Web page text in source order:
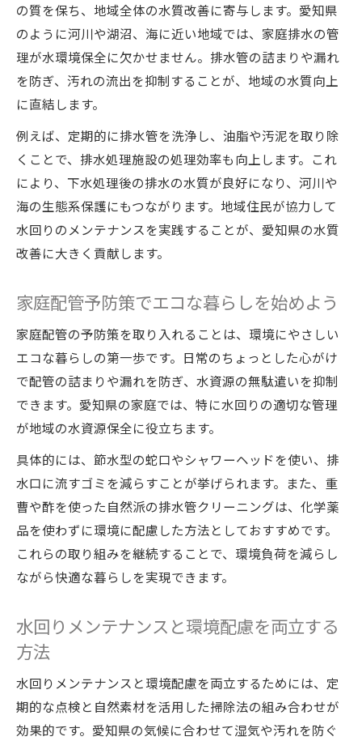
の質を保ち、地域全体の水質改善に寄与します。愛知県
のように河川や湖沼、海に近い地域では、家庭排水の管
理が水環境保全に欠かせません。排水管の詰まりや漏れ
を防ぎ、汚れの流出を抑制することが、地域の水質向上
に直結します。
例えば、定期的に排水管を洗浄し、油脂や汚泥を取り除
くことで、排水処理施設の処理効率も向上します。これ
により、下水処理後の排水の水質が良好になり、河川や
海の生態系保護にもつながります。地域住民が協力して
水回りのメンテナンスを実践することが、愛知県の水質
改善に大きく貢献します。
家庭配管予防策でエコな暮らしを始めよう
家庭配管の予防策を取り入れることは、環境にやさしい
エコな暮らしの第一歩です。日常のちょっとした心がけ
で配管の詰まりや漏れを防ぎ、水資源の無駄遣いを抑制
できます。愛知県の家庭では、特に水回りの適切な管理
が地域の水資源保全に役立ちます。
具体的には、節水型の蛇口やシャワーヘッドを使い、排
水口に流すゴミを減らすことが挙げられます。また、重
曹や酢を使った自然派の排水管クリーニングは、化学薬
品を使わずに環境に配慮した方法としておすすめです。
これらの取り組みを継続することで、環境負荷を減らし
ながら快適な暮らしを実現できます。
水回りメンテナンスと環境配慮を両立する
方法
水回りメンテナンスと環境配慮を両立するためには、定
期的な点検と自然素材を活用した掃除法の組み合わせが
効果的です。愛知県の気候に合わせて湿気や汚れを防ぐ